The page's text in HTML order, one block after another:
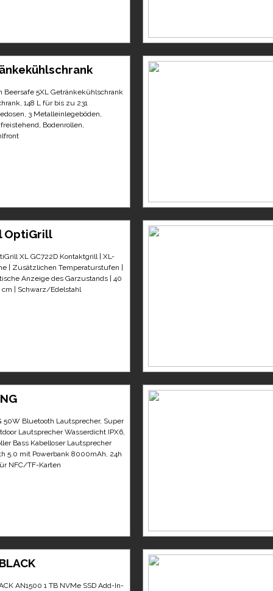
Beersafe 5XL Getränkekühlschrank
148 L für bis zu 231
3 Metalleinlegeböden,
Bodenrollen,
OptiGrill
XL GC722D Kontaktgrill | XL-
| Zusätzlichen Temperaturstufen |
Anzeige des Garzustands | 40
cm | Schwarz/Edelstahl
50W Bluetooth Lautsprecher, Super
Lautsprecher Wasserdicht IPX6,
Bass Kabelloser Lautsprecher
5.0 mit Powerbank 8000mAh, 24h
NFC/TF-Karten
AN1500 1 TB NVMe SSD Add-In-